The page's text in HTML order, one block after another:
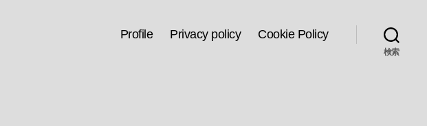
Profile Privacy policy Cookie Policy
検索